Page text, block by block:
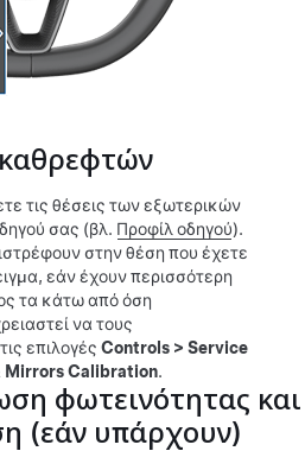
τις θέσεις των εξωτερικών
σας (βλ. Προφίλ οδηγού).
στην θέση που έχετε
εάν έχουν περισσότερη
τα κάτω από όση
να τους
επιλογές Controls > Service
Mirrors Calibration.
φωτεινότητας και
(εάν υπάρχουν)